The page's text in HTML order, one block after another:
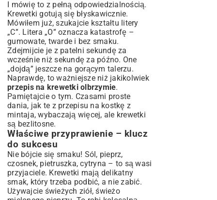
I mówię to z pełną odpowiedzialnością.
Krewetki gotują się błyskawicznie.
Mówiłem już, szukajcie kształtu litery
„C”. Litera „O” oznacza katastrofę –
gumowate, twarde i bez smaku.
Zdejmijcie je z patelni sekundę za
wcześnie niż sekundę za późno. One
„dojdą” jeszcze na gorącym talerzu.
Naprawdę, to ważniejsze niż jakikolwiek
przepis na krewetki olbrzymie.
Pamiętajcie o tym. Czasami proste
dania, jak te z przepisu na kostkę z
mintaja, wybaczają więcej, ale krewetki
są bezlitosne.
Właściwe przyprawienie – klucz
do sukcesu
Nie bójcie się smaku! Sól, pieprz,
czosnek, pietruszka, cytryna – to są wasi
przyjaciele. Krewetki mają delikatny
smak, który trzeba podbić, a nie zabić.
Używajcie świeżych ziół, świeżo